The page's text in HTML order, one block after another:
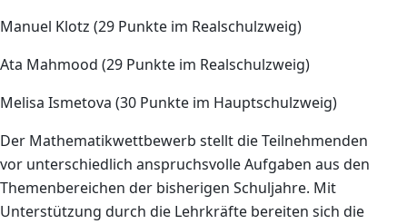
Manuel Klotz (29 Punkte im Realschulzweig)
Ata Mahmood (29 Punkte im Realschulzweig)
Melisa Ismetova (30 Punkte im Hauptschulzweig)
Der Mathematikwettbewerb stellt die Teilnehmenden
vor unterschiedlich anspruchsvolle Aufgaben aus den
Themenbereichen der bisherigen Schuljahre. Mit
Unterstützung durch die Lehrkräfte bereiten sich die